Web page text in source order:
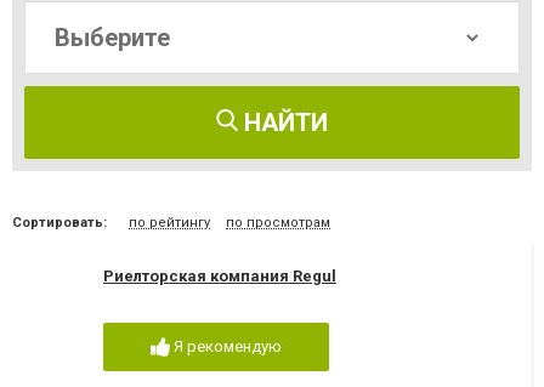
НАЙТИ
Сортировать: по рейтингу по просмотрам
Риелторская компания Regul
Я рекомендую